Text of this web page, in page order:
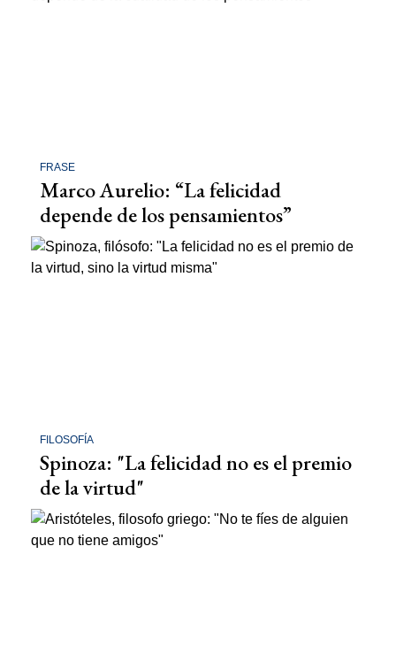
FRASE
Marco Aurelio: “La felicidad
depende de los pensamientos”
FILOSOFÍA
Spinoza: "La felicidad no es el premio
de la virtud"